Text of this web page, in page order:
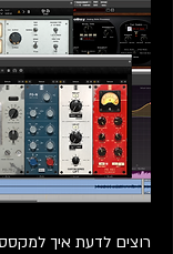
רוצים לדעת איך למקסס